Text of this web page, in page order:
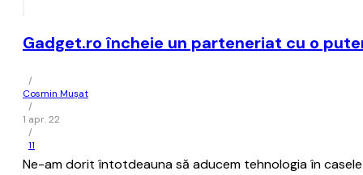
Gadget.ro încheie un parteneriat cu o
/
Cosmin Mușat
/
1 apr. 22
/
11
Ne-am dorit întotdeauna să aducem tehnologia în